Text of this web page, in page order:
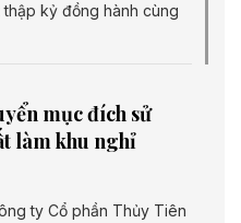
kỷ đồng hành cùng
mục đích sử
làm khu nghỉ
ty Cổ phần Thủy Tiên